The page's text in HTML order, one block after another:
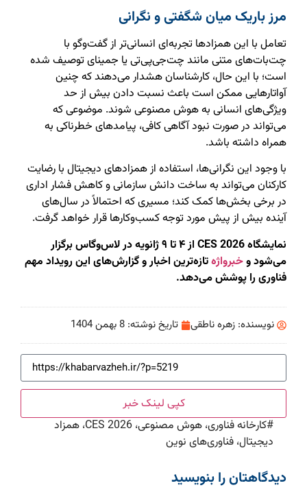
مرز باریک میان شگفتی و نگرانی
تعامل با این همزادها تجربه‌ای انسانی‌تر از گفت‌وگو با
چت‌بات‌های متنی مانند چت‌جی‌پی‌تی یا جمینای توصیف شده
است؛ با این حال، کارشناسان هشدار می‌دهند که چنین
آواتارهایی ممکن است باعث نسبت دادن بیش از حد
ویژگی‌های انسانی به هوش مصنوعی شوند. موضوعی که
می‌تواند در صورت نبود آگاهی کافی، پیامدهای خطرناکی به
همراه داشته باشد.
با وجود این نگرانی‌ها، استفاده از همزادهای دیجیتال با رضایت
کارکنان می‌تواند به ساخت دانش سازمانی و کاهش فشار اداری
در برخی بخش‌ها کمک کند؛ مسیری که احتمالاً در سال‌های
آینده بیش از پیش مورد توجه کسب‌وکارها قرار خواهد گرفت.
نمایشگاه CES 2026 از ۴ تا ۹ ژانویه در لاس‌وگاس برگزار
می‌شود وخبرواژهتازه‌ترین اخبار و گزارش‌های این رویداد مهم
فناوری را پوشش می‌دهد.
نویسنده: زهره ناطقی تاریخ نوشته: 8 بهمن 1404
کپی لینک خبر
#
کارخانه فناوری، هوش مصنوعی، CES 2026، همزاد
دیجیتال، فناوری‌های نوین
دیدگاهتان را بنویسید